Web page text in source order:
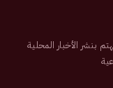
سعودية تم تأسيسها عام 2007م تهتم بنشر الأخبار المحلية